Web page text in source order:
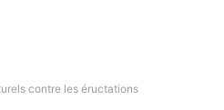
contre les éructations